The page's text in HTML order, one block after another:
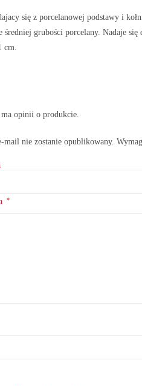
się z porcelanowej podstawy i
średniej grubości porcelany. Nadaje
cm.
opinii o produkcie.
mail nie zostanie opublikowany.
*